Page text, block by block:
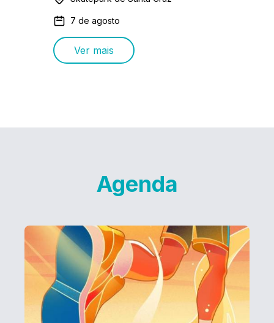
7 de agosto
Ver mais
Agenda